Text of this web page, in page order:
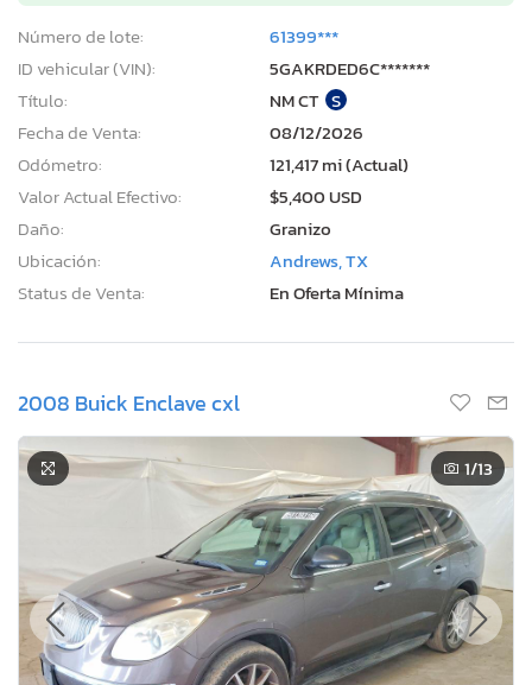
Número de lote:
61399***
ID vehicular (VIN):
5GAKRDED6C*******
Título:
NM CT S
Fecha de Venta:
08/12/2026
Odómetro:
121,417 mi (Actual)
Valor Actual Efectivo:
$5,400 USD
Daño:
Granizo
Ubicación:
Andrews, TX
Status de Venta:
En Oferta Mínima
2008 Buick Enclave cxl
1/13